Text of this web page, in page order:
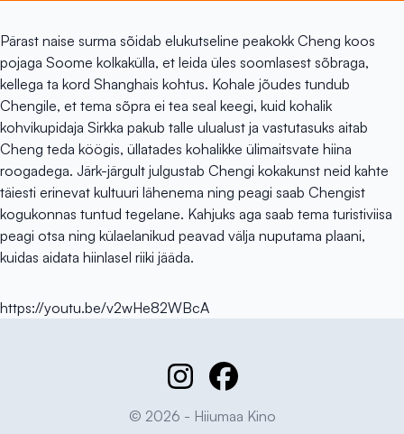
Pärast naise surma sõidab elukutseline peakokk Cheng koos
pojaga Soome kolkakülla, et leida üles soomlasest sõbraga,
kellega ta kord Shanghais kohtus. Kohale jõudes tundub
Chengile, et tema sõpra ei tea seal keegi, kuid kohalik
kohvikupidaja Sirkka pakub talle ulualust ja vastutasuks aitab
Cheng teda köögis, üllatades kohalikke ülimaitsvate hiina
roogadega. Järk-järgult julgustab Chengi kokakunst neid kahte
täiesti erinevat kultuuri lähenema ning peagi saab Chengist
kogukonnas tuntud tegelane. Kahjuks aga saab tema turistiviisa
peagi otsa ning külaelanikud peavad välja nuputama plaani,
kuidas aidata hiinlasel riiki jääda.
https://youtu.be/v2wHe82WBcA
© 2026 - Hiiumaa Kino